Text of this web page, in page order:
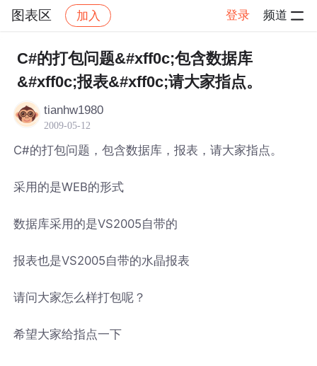
图表区 加入 登录 频道
社区 图表区 帖子详情
C#的打包问题&#xff0c;包含数据库
&#xff0c;报表&#xff0c;请大家指点。
tianhw1980
2009-05-12
C#的打包问题，包含数据库，报表，请大家指点。
采用的是WEB的形式
数据库采用的是VS2005自带的
报表也是VS2005自带的水晶报表
请问大家怎么样打包呢？
希望大家给指点一下